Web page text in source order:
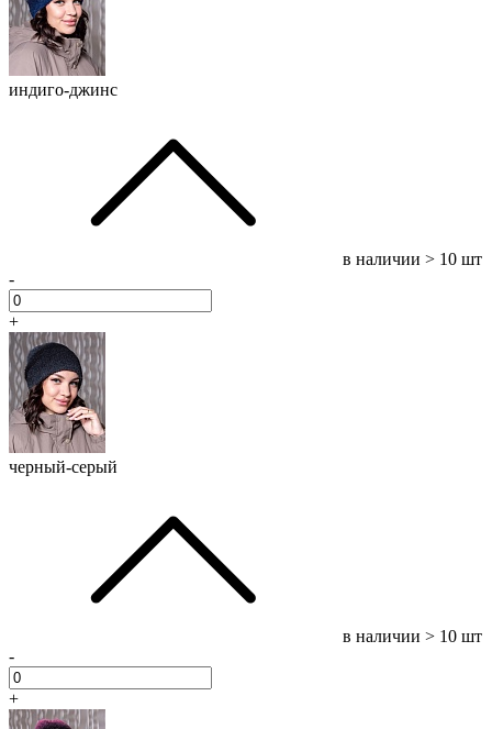
индиго-джинс
в наличии > 10 шт
-
+
черный-серый
в наличии > 10 шт
-
+